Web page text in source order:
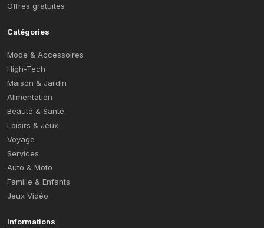
Offres gratuites
Catégories
Mode & Accessoires
High-Tech
Maison & Jardin
Alimentation
Beauté & Santé
Loisirs & Jeux
Voyage
Services
Auto & Moto
Famille & Enfants
Jeux Vidéo
Informations